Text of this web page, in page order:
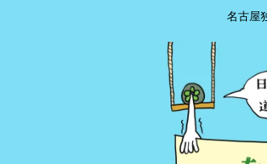
名古屋